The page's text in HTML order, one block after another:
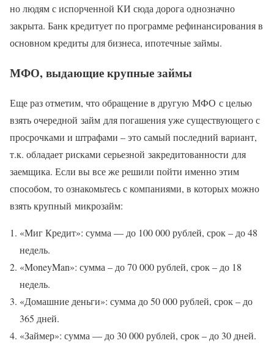
но людям с испорченной КИ сюда дорога однозначно
закрыта. Банк кредитует по программе рефинансирования в
основном кредиты для бизнеса, ипотечные займы.
МФО, выдающие крупные займы
Еще раз отметим, что обращение в другую МФО с целью
взять очередной займ для погашения уже существующего с
просрочками и штрафами – это самый последний вариант,
т.к. обладает рисками серьезной закредитованности для
заемщика. Если вы все же решили пойти именно этим
способом, то ознакомьтесь с компаниями, в которых можно
взять крупный микрозайм:
«Миг Кредит»: сумма — до 100 000 рублей, срок – до 48
недель.
«MoneyMan»: сумма – до 70 000 рублей, срок – до 18
недель.
«Домашние деньги»: сумма до 50 000 рублей, срок – до
365 дней.
«Займер»: сумма — до 30 000 рублей, срок – до 30 дней.